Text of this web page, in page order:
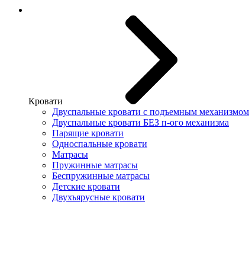
Кровати
Двуспальные кровати с подъемным механизмом
Двуспальные кровати БЕЗ п-ого механизма
Парящие кровати
Односпальные кровати
Матрасы
Пружинные матрасы
Беспружинные матрасы
Детские кровати
Двухъярусные кровати